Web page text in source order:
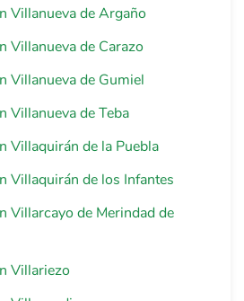
Villanueva de Argaño
Villanueva de Carazo
Villanueva de Gumiel
Villanueva de Teba
Villaquirán de la Puebla
Villaquirán de los Infantes
Villarcayo de Merindad de
Villariezo